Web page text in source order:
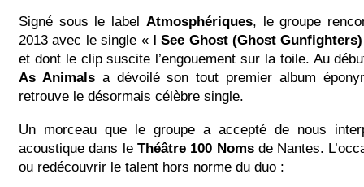
Signé sous le label Atmosphériques, le groupe
2013 avec le single « I See Ghost (Ghost Gunfighters)
et dont le clip suscite l’engouement sur la toile. Au
As Animalsa dévoilé son tout premier album
retrouve le désormais célèbre single.
Un morceau que le groupe a accepté de nous
acoustique dans le Théâtre 100 Nomsde Nantes.
ou redécouvrir le talent hors norme du duo :